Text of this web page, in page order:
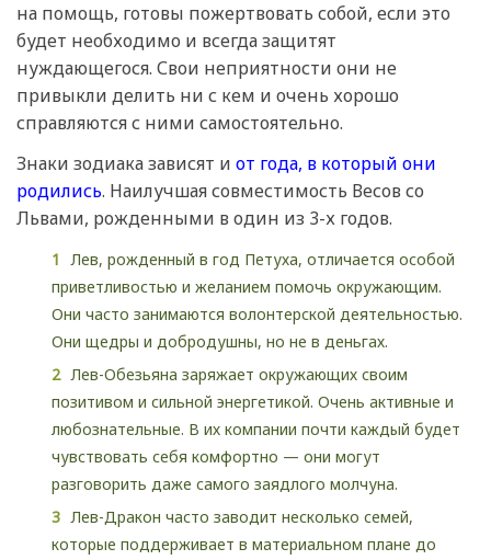
на помощь, готовы пожертвовать собой, если это
будет необходимо и всегда защитят
нуждающегося. Свои неприятности они не
привыкли делить ни с кем и очень хорошо
справляются с ними самостоятельно.
Знаки зодиака зависят и от года, в который они
родились. Наилучшая совместимость Весов со
Львами, рожденными в один из 3-х годов.
Лев, рожденный в год Петуха, отличается особой
приветливостью и желанием помочь окружающим.
Они часто занимаются волонтерской деятельностью.
Они щедры и добродушны, но не в деньгах.
Лев-Обезьяна заряжает окружающих своим
позитивом и сильной энергетикой. Очень активные и
любознательные. В их компании почти каждый будет
чувствовать себя комфортно — они могут
разговорить даже самого заядлого молчуна.
Лев-Дракон часто заводит несколько семей,
которые поддерживает в материальном плане до